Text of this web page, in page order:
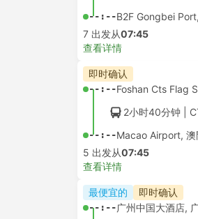
--:--B2F Gongbei
7 出发从07:45
查看详情
即时确认
--:--Foshan Cts Flag
2小时40分钟 |
--:--Macao Airport, 澳
5 出发从07:45
查看详情
最便宜的 即时确认
--:--广州中国大酒店,